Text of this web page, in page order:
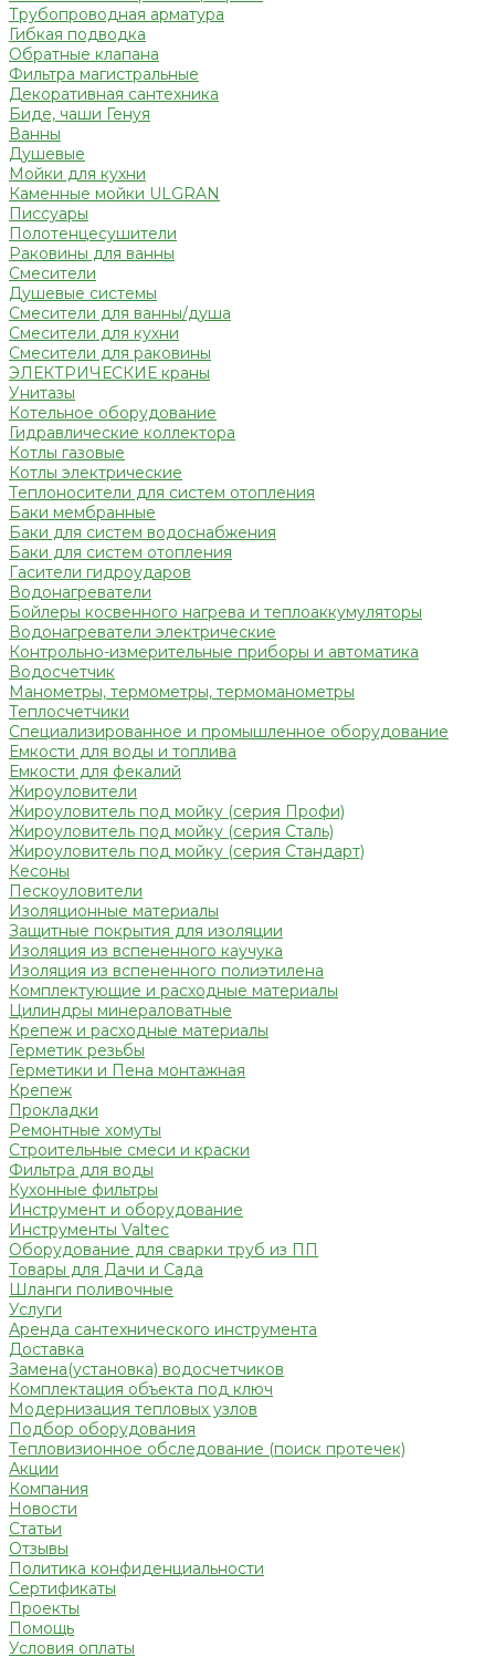
Трубопроводная арматура
Гибкая подводка
Обратные клапана
Фильтра магистральные
Декоративная сантехника
Биде, чаши Генуя
Ванны
Душевые
Мойки для кухни
Каменные мойки ULGRAN
Писсуары
Полотенцесушители
Раковины для ванны
Смесители
Душевые системы
Смесители для ванны/душа
Смесители для кухни
Смесители для раковины
ЭЛЕКТРИЧЕСКИЕ краны
Унитазы
Котельное оборудование
Гидравлические коллектора
Котлы газовые
Котлы электрические
Теплоносители для систем отопления
Баки мембранные
Баки для систем водоснабжения
Баки для систем отопления
Гасители гидроударов
Водонагреватели
Бойлеры косвенного нагрева и теплоаккумуляторы
Водонагреватели электрические
Контрольно-измерительные приборы и автоматика
Водосчетчик
Манометры, термометры, термоманометры
Теплосчетчики
Специализированное и промышленное оборудование
Емкости для воды и топлива
Емкости для фекалий
Жироуловители
Жироуловитель под мойку (серия Профи)
Жироуловитель под мойку (серия Сталь)
Жироуловитель под мойку (серия Стандарт)
Кесоны
Пескоуловители
Изоляционные материалы
Защитные покрытия для изоляции
Изоляция из вспененного каучука
Изоляция из вспененного полиэтилена
Комплектующие и расходные материалы
Цилиндры минераловатные
Крепеж и расходные материалы
Герметик резьбы
Герметики и Пена монтажная
Крепеж
Прокладки
Ремонтные хомуты
Строительные смеси и краски
Фильтра для воды
Кухонные фильтры
Инструмент и оборудование
Инструменты Valtec
Оборудование для сварки труб из ПП
Товары для Дачи и Сада
Шланги поливочные
Услуги
Аренда сантехнического инструмента
Доставка
Замена(установка) водосчетчиков
Комплектация объекта под ключ
Модернизация тепловых узлов
Подбор оборудования
Тепловизионное обследование (поиск протечек)
Акции
Компания
Новости
Статьи
Отзывы
Политика конфиденциальности
Сертификаты
Проекты
Помощь
Условия оплаты